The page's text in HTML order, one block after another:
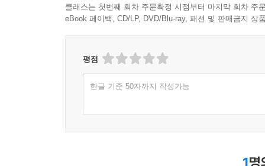
--- p.344
클래스는 첫번째 회차 주문확정 시점부터 마지막 회차 주
eBook 페이백, CD/LP, DVD/Blu-ray, 패션 및 판매금지 상
평점
한글 기준 50자까지 작성가능
1명